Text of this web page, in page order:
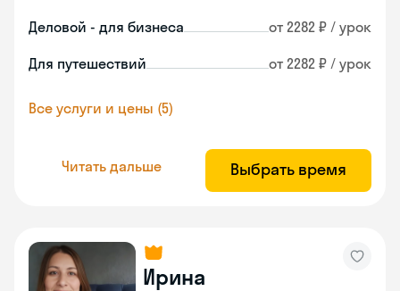
Деловой - для бизнеса от 2282 ₽ / урок
Для путешествий от 2282 ₽ / урок
Все услуги и цены (5)
Читать дальше Выбрать время
Ирина